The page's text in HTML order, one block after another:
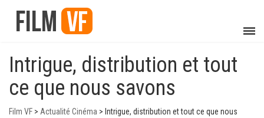
Intrigue, distribution et tout
ce que nous savons
Film VF > Actualité Cinéma > Intrigue, distribution et tout ce que nous